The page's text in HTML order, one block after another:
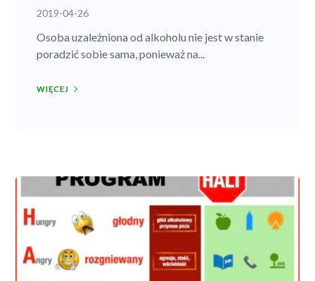
2019-04-26
Osoba uzależniona od alkoholu nie jest w stanie
poradzić sobie sama, ponieważ na...
WIĘCEJ